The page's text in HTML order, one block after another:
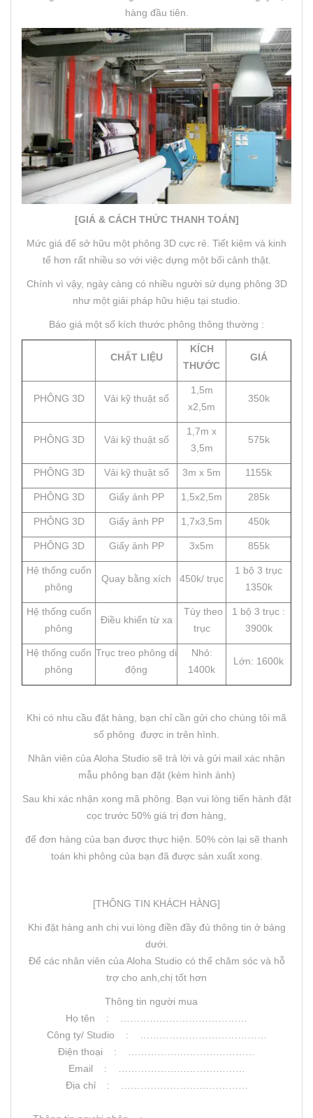
hàng đầu tiên.
[GIÁ & CÁCH THỨC THANH TOÁN]
Mức giá để sở hữu một phông 3D cực rẻ. Tiết kiệm và kinh
tế hơn rất nhiều so với việc dựng một bối cảnh thật.
Chính vì vậy, ngày càng có nhiều người sử dụng phông 3D
như một giải pháp hữu hiệu tại studio.
Báo giá một số kích thước phông thông thường :
CHẤT LIỆU
KÍCH
THƯỚC
GIÁ
PHÔNG 3D Vải kỹ thuật số
1,5m
x2,5m
350k
PHÔNG 3D Vải kỹ thuật số
1,7m x
3,5m
575k
PHÔNG 3D Vải kỹ thuật số 3m x 5m 1155k
PHÔNG 3D Giấy ảnh PP 1,5x2,5m 285k
PHÔNG 3D Giấy ảnh PP 1,7x3,5m 450k
PHÔNG 3D Giấy ảnh PP 3x5m 855k
Hệ thống cuốn
phông
Quay bằng xích 450k/ trục
1 bộ 3 trục
1350k
Hệ thống cuốn
phông
Điều khiển từ xa
Tùy theo
trục
1 bộ 3 trục :
3900k
Hệ thống cuốn
phông
Trục treo phông di
động
Nhỏ:
1400k
Lớn: 1600k
Khi có nhu cầu đặt hàng, bạn chỉ cần gửi cho chúng tôi mã
số phông được in trên hình.
Nhân viên của Aloha Studio sẽ trả lời và gửi mail xác nhận
mẫu phông bạn đặt (kèm hình ảnh)
Sau khi xác nhận xong mã phông. Bạn vui lòng tiến hành đặt
cọc trước 50% giá trị đơn hàng,
để đơn hàng của bạn được thực hiện. 50% còn lại sẽ thanh
toán khi phông của bạn đã được sản xuất xong.
[THÔNG TIN KHÁCH HÀNG]
Khi đặt hàng anh chị vui lòng điền đầy đủ thông tin ở bảng
dưới.
Để các nhân viên của Aloha Studio có thể chăm sóc và hỗ
trợ cho anh,chị tốt hơn
Thông tin người mua
Họ tên : …………………………………
Công ty/ Studio : …………………………………
Điện thoại : …………………………………
Email : …………………………………
Địa chỉ : …………………………………